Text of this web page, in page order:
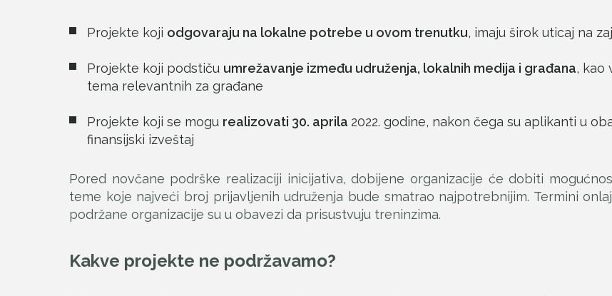
Projekte koji odgovaraju na lokalne potrebe u ovom trenutku, imaju širok uticaj na
Projekte koji podstiču umrežavanje između udruženja, lokalnih medija i građana, kao
tema relevantnih za građane
Projekte koji se mogu realizovati 30. aprila 2022. godine, nakon čega su aplikanti u
finansijski izveštaj
Pored novčane podrške realizaciji inicijativa, dobijene organizacije će dobiti
teme koje najveći broj prijavljenih udruženja bude smatrao najpotrebnijim. Termini
podržane organizacije su u obavezi da prisustvuju treninzima.
Kakve projekte ne podržavamo?